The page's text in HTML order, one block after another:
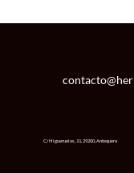
C/ Higueruelos, 11, 29200, Antequera